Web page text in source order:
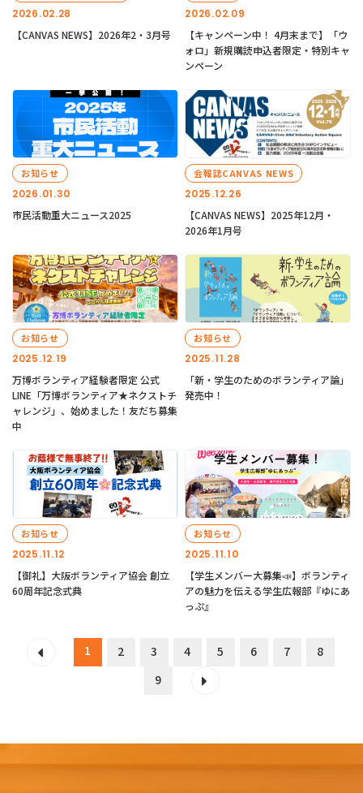
2026.02.28
【CANVAS NEWS】2026年2・3月号
2026.02.09
【キャンペーン中！ 4月末まで】「ウ
ォロ」新規購読申込者限定・特別キャ
ンペーン
2026.01.30
お知らせ
市民活動重大ニュース2025
2025.12.26
会報誌CANVAS NEWS
【CANVAS NEWS】2025年12月・
2026年1月号
2025.12.19
お知らせ
万博ボランティア経験者限定 公式
LINE「万博ボランティア★ネクストチ
ャレンジ」、始めました！友だち募集
中
2025.11.28
お知らせ
「新・学生のためのボランティア論」
発売中！
2025.11.12
お知らせ
【御礼】大阪ボランティア協会 創立
60周年記念式典
2025.11.10
お知らせ
【学生メンバー大募集📣】ボランティ
アの魅力を伝える学生広報部『ゆにあ
っぷ』
1 2 3 4 5 6 7
8
9